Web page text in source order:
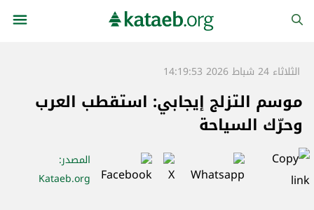
الثلاثاء 24 شباط 2026 14:19:53
موسم التزلج إيجابي: استقطب العرب
وحرّك السياحة
المصدر:
Kataeb.org